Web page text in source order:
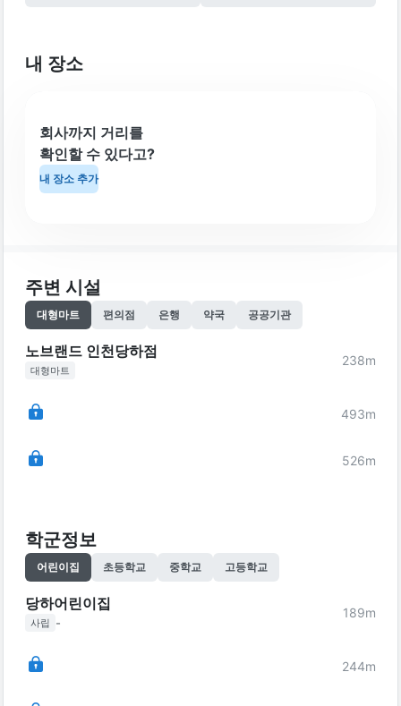
내 장소
회사까지 거리를
확인할 수 있다고?
내 장소 추가
주변 시설
대형마트 편의점 은행 약국 공공기관
노브랜드 인천당하점
대형마트
238m
493m
526m
학군정보
어린이집 초등학교 중학교 고등학교
당하어린이집
사립 -
189m
244m